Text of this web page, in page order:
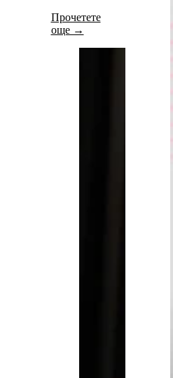
Прочетете
още →